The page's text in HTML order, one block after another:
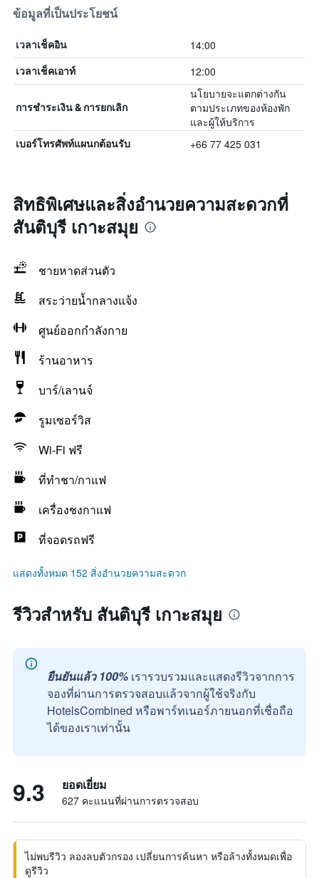
ข้อมูลที่เป็นประโยชน์
เวลาเช็คอิน 14:00
เวลาเช็คเอาท์ 12:00
การชำระเงิน & การยกเลิก
นโยบายจะแตกต่างกัน
ตามประเภทของห้องพัก
และผู้ให้บริการ
เบอร์โทรศัพท์แผนกต้อนรับ +66 77 425 031
สิทธิพิเศษและสิ่งอำนวยความสะดวกที่
สันติบุรี เกาะสมุย
ชายหาดส่วนตัว
สระว่ายน้ำกลางแจ้ง
ศูนย์ออกกำลังกาย
ร้านอาหาร
บาร์/เลานจ์
รูมเซอร์วิส
Wi-Fi ฟรี
ที่ทำชา/กาแฟ
เครื่องชงกาแฟ
ที่จอดรถฟรี
แสดงทั้งหมด 152 สิ่งอำนวยความสะดวก
รีวิวสำหรับ สันติบุรี เกาะสมุย
ยืนยันแล้ว 100% เรารวบรวมและแสดงรีวิวจากการ
จองที่ผ่านการตรวจสอบแล้วจากผู้ใช้จริงกับ
HotelsCombined หรือพาร์ทเนอร์ภายนอกที่เชื่อถือ
ได้ของเราเท่านั้น
9.3 ยอดเยี่ยม
627 คะแนนที่ผ่านการตรวจสอบ
ไม่พบรีวิว ลองลบตัวกรอง เปลี่ยนการค้นหา หรือล้างทั้งหมดเพื่อ
ดูรีวิว